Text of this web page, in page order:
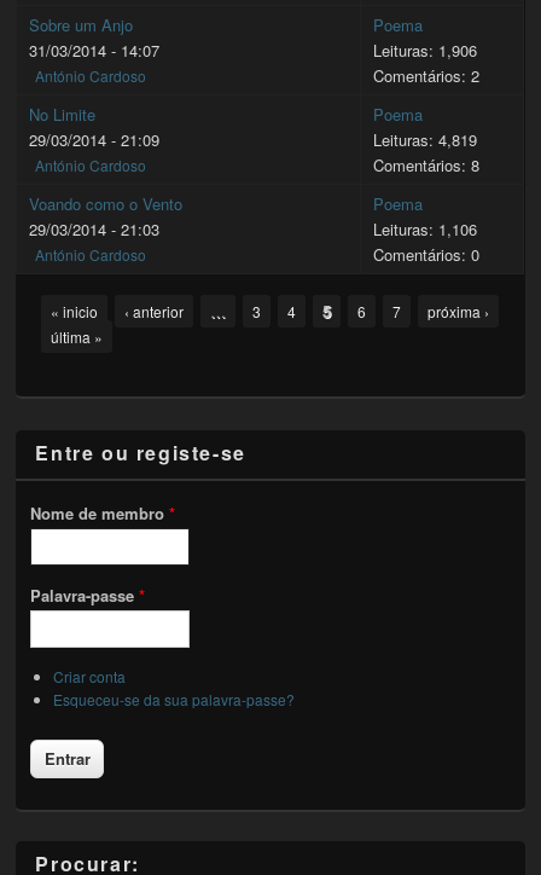
Sobre um Anjo
31/03/2014 - 14:07
António Cardoso
Poema
Leituras: 1,906
Comentários: 2
No Limite
29/03/2014 - 21:09
António Cardoso
Poema
Leituras: 4,819
Comentários: 8
Voando como o Vento
29/03/2014 - 21:03
António Cardoso
Poema
Leituras: 1,106
Comentários: 0
Pages« inicio ‹ anterior … 3 4 5 6 7
próxima ›
última »
Entre ou registe-se
Nome de membro*
Palavra-passe*
Criar conta
Esqueceu-se da sua palavra-passe?
Procurar: